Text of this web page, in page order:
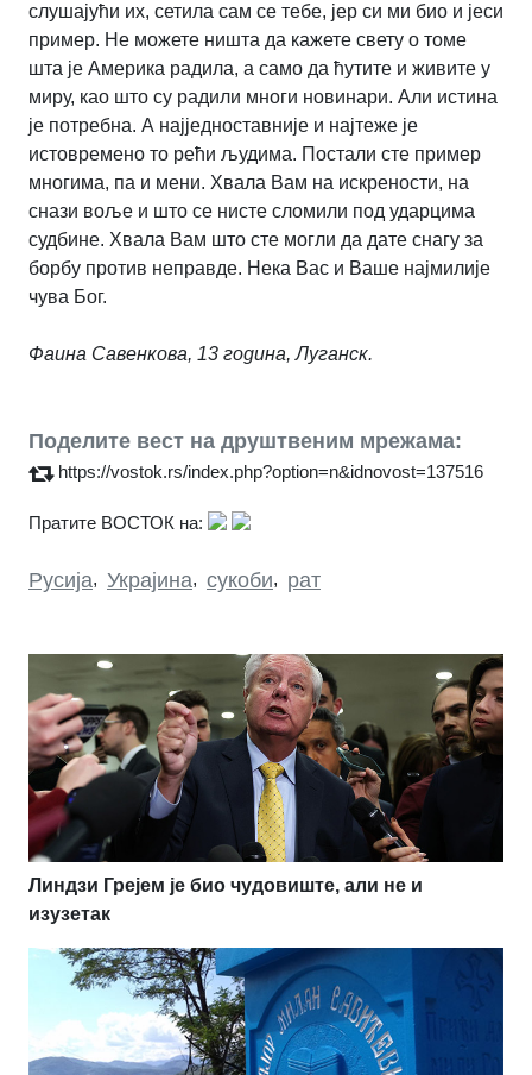
слушајући их, сетила сам се тебе, јер си ми био и јеси
пример. Не можете ништа да кажете свету о томе
шта је Америка радила, а само да ћутите и живите у
миру, као што су радили многи новинари. Али истина
је потребна. А најједноставније и најтеже је
истовремено то рећи људима. Постали сте пример
многима, па и мени. Хвала Вам на искрености, на
снази воље и што се нисте сломили под ударцима
судбине. Хвала Вам што сте могли да дате снагу за
борбу против неправде. Нека Вас и Ваше најмилије
чува Бог.
Фаина Савенкова, 13 година, Луганск.
Поделите вест на друштвеним мрежама:
https://vostok.rs/index.php?option=n&idnovost=137516
Пратите ВОСТОК на:
Русија, Украјина, сукоби, рат
Линдзи Грејем је био чудовиште, али не и
изузетак